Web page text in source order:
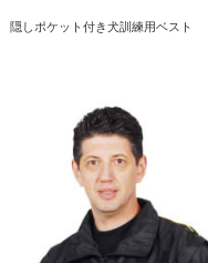
隠しポケット付き犬訓練用ベスト